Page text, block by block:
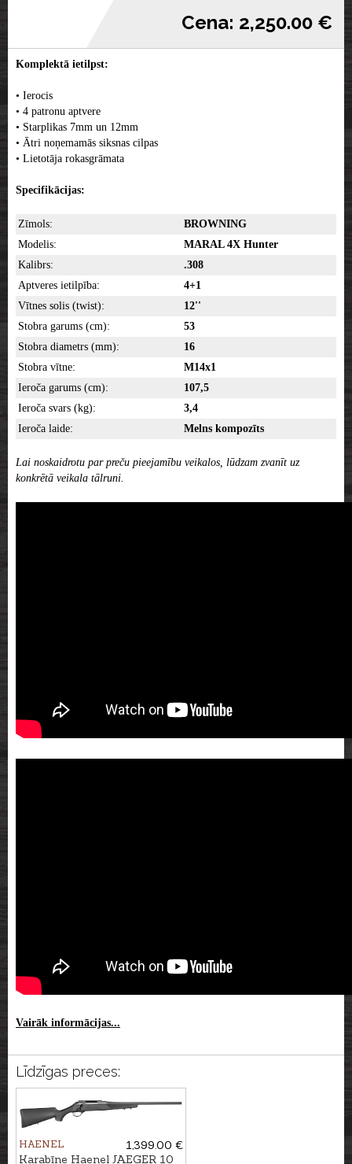
Cena: 2,250.00 €
Komplektā ietilpst:
• Ierocis
• 4 patronu aptvere
• Starplikas 7mm un 12mm
• Ātri noņemamās siksnas cilpas
• Lietotāja rokasgrāmata
Specifikācijas:
Zīmols:
BROWNING
Modelis:
MARAL 4X Hunter
Kalibrs:
.308
Aptveres ietilpība:
4+1
Vītnes solis (twist):
12''
Stobra garums (cm):
53
Stobra diametrs (mm):
16
Stobra vītne:
M14x1
Ieroča garums (cm):
107,5
Ieroča svars (kg):
3,4
Ieroča laide:
Melns kompozīts
Lai noskaidrotu par preču pieejamību veikalos, lūdzam zvanīt uz
konkrētā veikala tālruni.
Vairāk informācijas...
Līdzīgas preces:
HAENEL
1,399.00 €
Karabīne Haenel JAEGER 10